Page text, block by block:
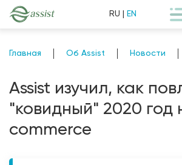
RU EN
Главная Об Assist Новости
Assist изучил, как
"ковидный" 2020 год
commerce